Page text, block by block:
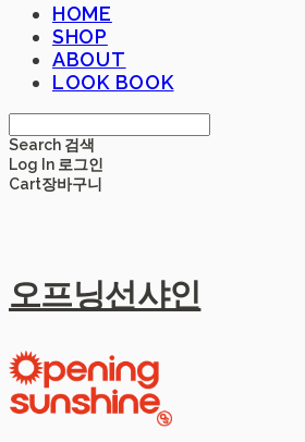
HOME
SHOP
ABOUT
LOOK BOOK
Search 검색
Log In 로그인
Cart장바구니
오프닝선샤인